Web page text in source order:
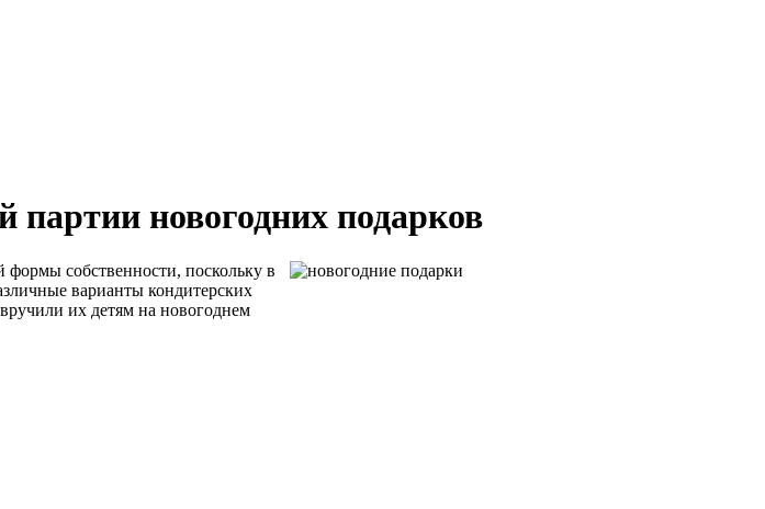
новогодних подарков
формы собственности, поскольку в
варианты кондитерских
их детям на новогоднем